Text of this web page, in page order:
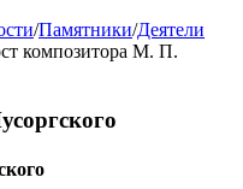
/Памятники/Деятели
композитора М. П.